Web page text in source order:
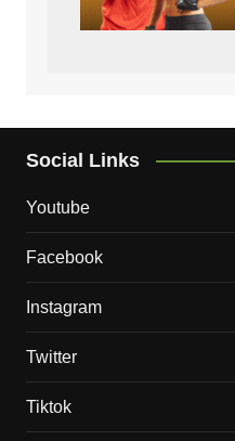
Social Links
Youtube
Facebook
Instagram
Twitter
Tiktok